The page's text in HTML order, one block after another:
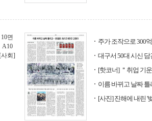
10면
A10
[사회]
주가 조작으로 300
대구서 50대 시신
[핫코너] ＂취업 기
이름 바뀌고 날짜
[사진] 진해에 내린 '